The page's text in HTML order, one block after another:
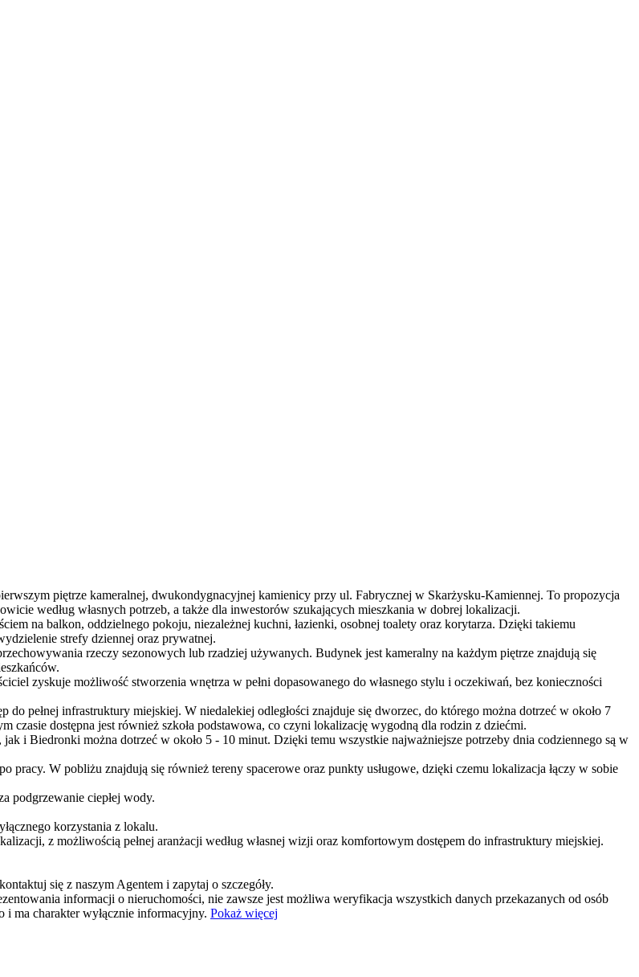
piętrze kameralnej, dwukondygnacyjnej kamienicy przy ul. Fabrycznej w Skarżysku-Kamiennej. To propozycja
według własnych potrzeb, a także dla inwestorów szukających mieszkania w dobrej lokalizacji.
na balkon, oddzielnego pokoju, niezależnej kuchni, łazienki, osobnej toalety oraz korytarza. Dzięki takiemu
strefy dziennej oraz prywatnej.
rzeczy sezonowych lub rzadziej używanych. Budynek jest kameralny na każdym piętrze znajdują się
zyskuje możliwość stworzenia wnętrza w pełni dopasowanego do własnego stylu i oczekiwań, bez konieczności
pełnej infrastruktury miejskiej. W niedalekiej odległości znajduje się dworzec, do którego można dotrzeć w około 7
dostępna jest również szkoła podstawowa, co czyni lokalizację wygodną dla rodzin z dziećmi.
i Biedronki można dotrzeć w około 5 - 10 minut. Dzięki temu wszystkie najważniejsze potrzeby dnia codziennego są w
W pobliżu znajdują się również tereny spacerowe oraz punkty usługowe, dzięki czemu lokalizacja łączy w sobie
podgrzewanie ciepłej wody.
korzystania z lokalu.
z możliwością pełnej aranżacji według własnej wizji oraz komfortowym dostępem do infrastruktury miejskiej.
się z naszym Agentem i zapytaj o szczegóły.
informacji o nieruchomości, nie zawsze jest możliwa weryfikacja wszystkich danych przekazanych od osób
ma charakter wyłącznie informacyjny. Pokaż więcej